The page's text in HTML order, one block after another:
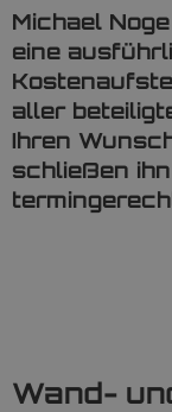
Michael
eine
aller
Ihren
schließen
Wand-